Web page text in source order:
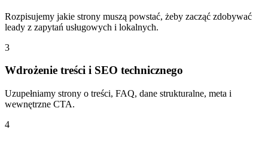
Rozpisujemy jakie strony muszą powstać, żeby zacząć zdobywać
leady z zapytań usługowych i lokalnych.
3
Wdrożenie treści i SEO technicznego
Uzupełniamy strony o treści, FAQ, dane strukturalne, meta i
wewnętrzne CTA.
4